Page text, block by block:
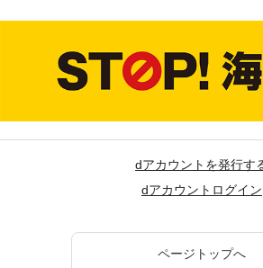
dアカウントを発行す
dアカウントログイン
ページトップへ